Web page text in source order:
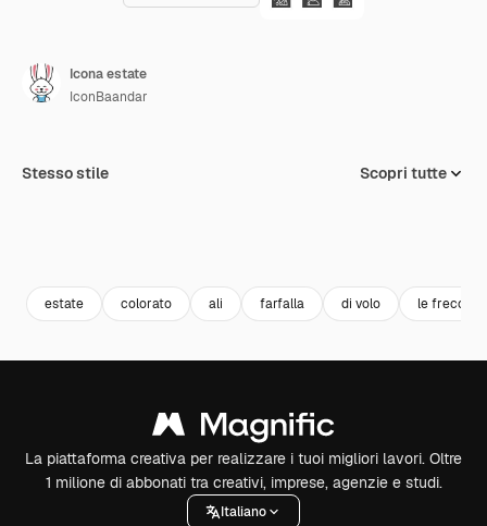
Icona estate
IconBaandar
Stesso stile Scopri tutte
estate colorato ali farfalla di volo le frecce
La piattaforma creativa per realizzare i tuoi migliori lavori. Oltre
1 milione di abbonati tra creativi, imprese, agenzie e studi.
Italiano